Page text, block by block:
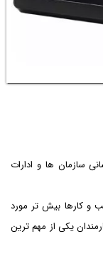
سازمان ‌ها و ادارات
و کارها بیش تر مورد
یکی از مهم ترین